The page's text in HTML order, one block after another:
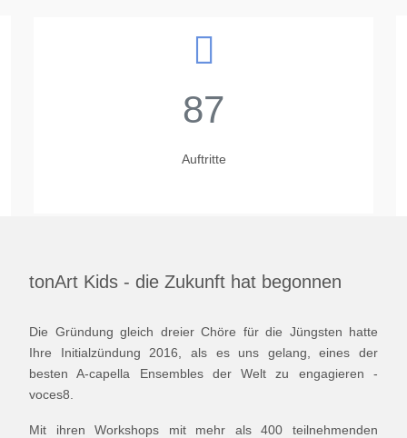
87
Auftritte
tonArt Kids - die Zukunft hat begonnen
Die Gründung gleich dreier Chöre für die Jüngsten hatte
Ihre Initialzündung 2016, als es uns gelang, eines der
besten A-capella Ensembles der Welt zu engagieren -
voces8.
Mit ihren Workshops mit mehr als 400 teilnehmenden